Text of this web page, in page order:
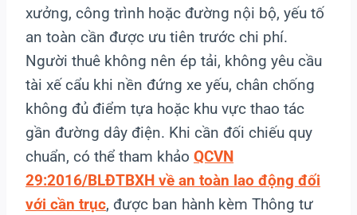
xưởng, công trình hoặc đường nội bộ, yếu tố
an toàn cần được ưu tiên trước chi phí.
Người thuê không nên ép tải, không yêu cầu
tài xế cẩu khi nền đứng xe yếu, chân chống
không đủ điểm tựa hoặc khu vực thao tác
gần đường dây điện. Khi cần đối chiếu quy
chuẩn, có thể tham khảo QCVN
29:2016/BLĐTBXH về an toàn lao động đối
với cần trục, được ban hành kèm Thông tư